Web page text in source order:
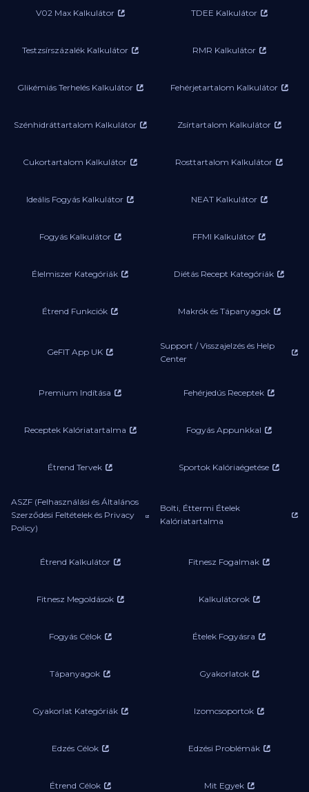
V02 Max Kalkulátor TDEE Kalkulátor
Testzsírszázalék Kalkulátor RMR Kalkulátor
Glikémiás Terhelés Kalkulátor Fehérjetartalom Kalkulátor
Szénhidráttartalom Kalkulátor Zsírtartalom Kalkulátor
Cukortartalom Kalkulátor Rosttartalom Kalkulátor
Ideális Fogyás Kalkulátor NEAT Kalkulátor
Fogyás Kalkulátor FFMI Kalkulátor
Élelmiszer Kategóriák Diétás Recept Kategóriák
Étrend Funkciók Makrók és Tápanyagok
GeFIT App UK
Support / Visszajelzés és Help
Center
Premium Indítása Fehérjedús Receptek
Receptek Kalóriatartalma Fogyás Appunkkal
Étrend Tervek Sportok Kalóriaégetése
ASZF (Felhasználási és Általános
Szerződési Feltételek és Privacy
Policy)
Bolti, Éttermi Ételek
Kalóriatartalma
Étrend Kalkulátor Fitnesz Fogalmak
Fitnesz Megoldások Kalkulátorok
Fogyás Célok Ételek Fogyásra
Tápanyagok Gyakorlatok
Gyakorlat Kategóriák Izomcsoportok
Edzés Célok Edzési Problémák
Étrend Célok Mit Egyek